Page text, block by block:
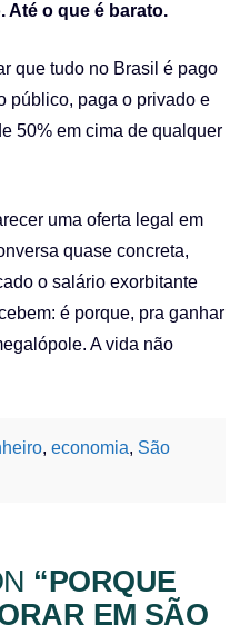
Até o que é barato.
que tudo no Brasil é pago
público, paga o privado e
50% em cima de qualquer
uma oferta legal em
quase concreta,
o salário exorbitante
é porque, pra ganhar
A vida não
,economia, São
“PORQUE
EM SÃO